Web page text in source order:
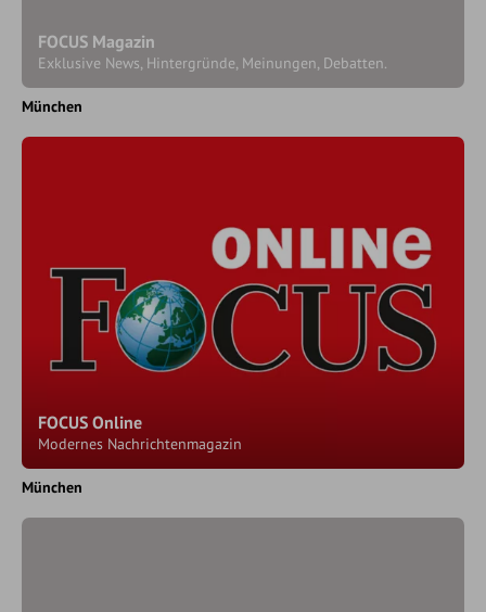
FOCUS Magazin
Exklusive News, Hintergründe, Meinungen, Debatten.
München
FOCUS Online
Modernes Nachrichtenmagazin
München